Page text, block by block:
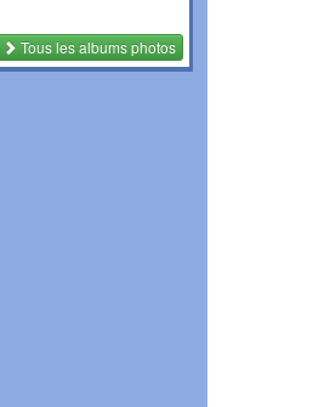
Tous les albums photos